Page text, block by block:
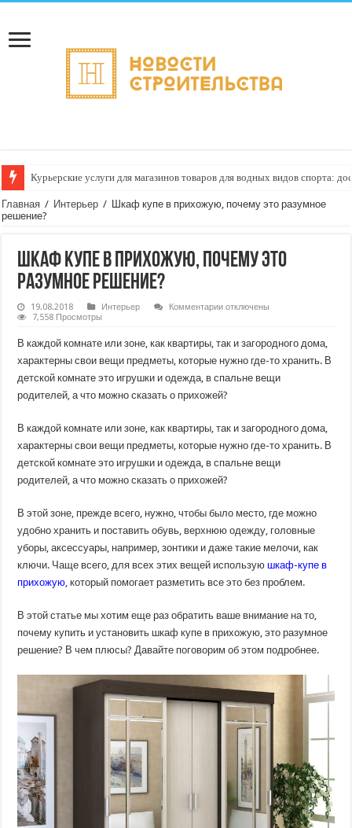
Курьерские услуги для магазинов товаров для водных видов спорта:
Как настроить автоматическое формирование рейтинга курьеров по
Главная / Интерьер / Шкаф купе в прихожую, почему это разумное
решение?
Шкаф купе в прихожую, почему это
разумное решение?
19.08.2018 Интерьер Комментариик
в
прихожую,
почему
это
решение?
отключены
7,558 Просмотры
В каждой комнате или зоне, как квартиры, так и загородного дома,
характерны свои вещи предметы, которые нужно где-то хранить. В
детской комнате это игрушки и одежда, в спальне вещи
родителей, а что можно сказать о прихожей?
В каждой комнате или зоне, как квартиры, так и загородного дома,
характерны свои вещи предметы, которые нужно где-то хранить. В
детской комнате это игрушки и одежда, в спальне вещи
родителей, а что можно сказать о прихожей?
В этой зоне, прежде всего, нужно, чтобы было место, где можно
удобно хранить и поставить обувь, верхнюю одежду, головные
уборы, аксессуары, например, зонтики и даже такие мелочи, как
ключи. Чаще всего, для всех этих вещей используюшкаф-купе в
прихожую, который помогает разметить все это без проблем.
В этой статье мы хотим еще раз обратить ваше внимание на то,
почему купить и установить шкаф купе в прихожую, это разумное
решение? В чем плюсы? Давайте поговорим об этом подробнее.